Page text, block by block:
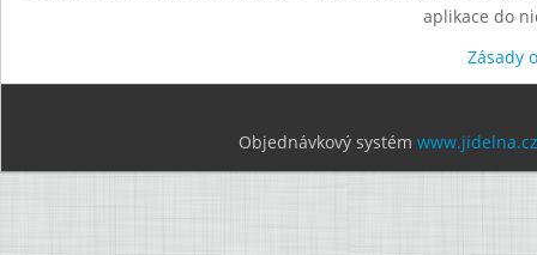
aplikace do
Zásady
Objednávkový systém www.jidelna.cz